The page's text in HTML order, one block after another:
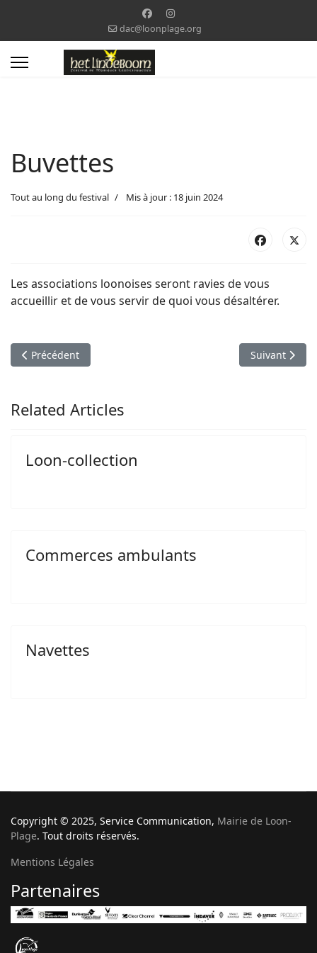
dac@loonplage.org
Buvettes
Tout au long du festival Mis à jour : 18 juin 2024
Les associations loonoises seront ravies de vous
accueillir et de vous servir de quoi vous désaltérer.
Article précédent : Loon-collection
Précédent Article
Suivant
Related Articles
Loon-collection
Commerces ambulants
Navettes
Copyright © 2025, Service Communication, Mairie de Loon-
Plage. Tout droits réservés.
Mentions Légales
Partenaires